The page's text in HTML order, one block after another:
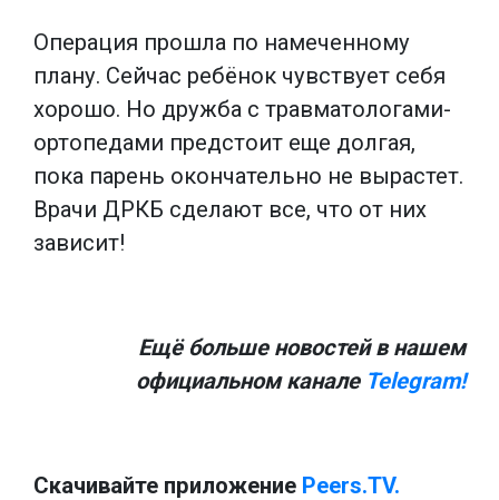
Операция прошла по намеченному
плану. Сейчас ребёнок чувствует себя
хорошо. Но дружба с травматологами-
ортопедами предстоит еще долгая,
пока парень окончательно не вырастет.
Врачи ДРКБ сделают все, что от них
зависит!
Ещё больше новостей в нашем
официальном канале Telegram!
Скачивайте приложение Peers.TV.